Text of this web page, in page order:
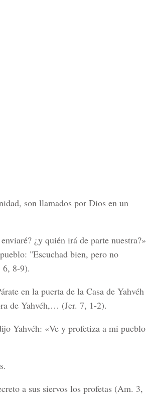
son llamados por Dios en un
¿y quién irá de parte nuestra?»
"Escuchad bien, pero no
8-9).
en la puerta de la Casa de Yahvéh
de Yahvéh,… (Jer. 7, 1-2).
Yahvéh: «Ve y profetiza a mi pueblo
a sus siervos los profetas (Am. 3,